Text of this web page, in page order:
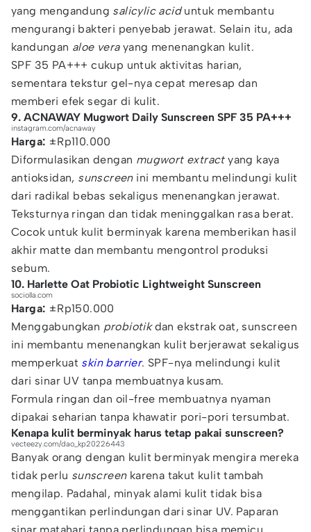
yang mengandung salicylic aciduntuk membantu
mengurangi bakteri penyebab jerawat. Selain itu, ada
kandungan aloe verayang menenangkan kulit.
SPF 35 PA+++ cukup untuk aktivitas harian,
sementara tekstur gel-nya cepat meresap dan
memberi efek segar di kulit.
9. ACNAWAY Mugwort Daily Sunscreen SPF 35 PA+++
instagram.com/acnaway
Harga: ±Rp110.000
Diformulasikan dengan mugwort extractyang kaya
antioksidan, sunscreen ini membantu melindungi kulit
dari radikal bebas sekaligus menenangkan jerawat.
Teksturnya ringan dan tidak meninggalkan rasa berat.
Cocok untuk kulit berminyak karena memberikan hasil
akhir matte dan membantu mengontrol produksi
sebum.
10. Harlette Oat Probiotic Lightweight Sunscreen
sociolla.com
Harga: ±Rp150.000
Menggabungkan probiotikdan ekstrak oat, sunscreen
ini membantu menenangkan kulit berjerawat sekaligus
memperkuat skin barrier. SPF-nya melindungi kulit
dari sinar UV tanpa membuatnya kusam.
Formula ringan dan oil-free membuatnya nyaman
dipakai seharian tanpa khawatir pori-pori tersumbat.
Kenapa kulit berminyak harus tetap pakai sunscreen?
vecteezy.com/dao_kp20226443
Banyak orang dengan kulit berminyak mengira mereka
tidak perlu sunscreen karena takut kulit tambah
mengilap. Padahal, minyak alami kulit tidak bisa
menggantikan perlindungan dari sinar UV. Paparan